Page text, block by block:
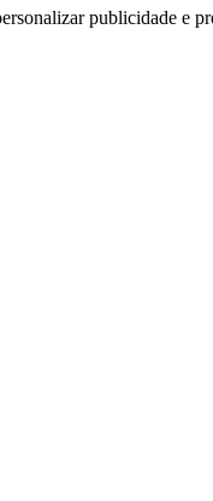
publicidade e